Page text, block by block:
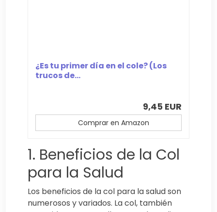
¿Es tu primer día en el cole? (Los
trucos de...
9,45 EUR
Comprar en Amazon
1. Beneficios de la Col
para la Salud
Los beneficios de la col para la salud son
numerosos y variados. La col, también